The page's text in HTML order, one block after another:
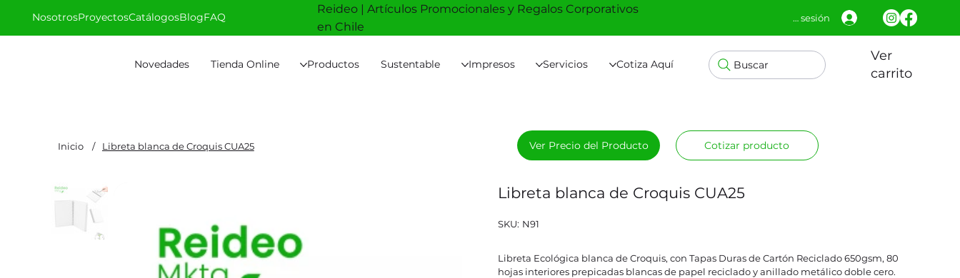
Novedades Tienda Online Productos Sustentable Impresos Servicios Cotiza Aquí Buscar
Ver
carrito
NosotrosProyectosCatálogosBlogFAQ
Reideo | Artículos Promocionales y Regalos Corporativos
en Chile
Iniciar sesión
Inicio / Libreta blanca de Croquis CUA25
Libreta blanca de Croquis CUA25
SKU: SKU
N91
N91
Libreta Ecológica blanca de Croquis, con Tapas Duras de Cartón Reciclado 650gsm, 80
hojas interiores prepicadas blancas de papel reciclado y anillado metálico doble cero.
Ver Precio del Producto Cotizar producto